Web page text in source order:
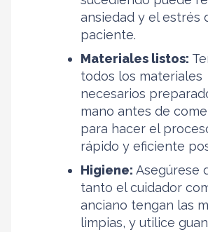
ansiedad y el estrés
paciente.
Materiales listos:
todos los materiales
necesarios
mano antes de
para hacer el
rápido y eficiente
Higiene: Asegúrese
tanto el cuidador
anciano tengan las
limpias, y utilice